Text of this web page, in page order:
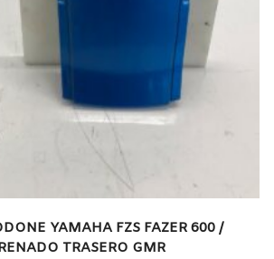
YAMAHA FZS FAZER 600 /
TRASERO GMR